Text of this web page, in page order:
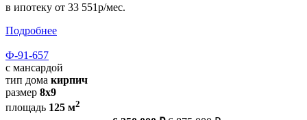
в ипотеку от 33 551р/мес.
Подробнее
Ф-91-657
с мансардой
тип дома кирпич
размер 8x9
площадь 125 м2